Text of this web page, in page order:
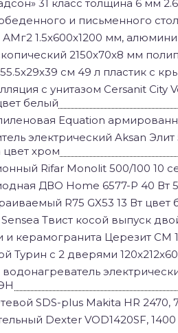
31 класс толщина 6 мм
и письменного
1.5x600x1200 мм,
2150x70x8 мм
см 49 л пластик с
с унитазом Cersanit
белый
Equation
электрический Aksan
цвет хром
Rifar Monolit 500/100 10
ДВО Home 6577-P 40 Вт
R75 GX53 13 Вт цвет
Твист косой выпуск
и керамогранита Церезит CM
Турин с 2 дверями
SDS-plus Makita HR 2470,
Dexter VOD1420SF, 1400